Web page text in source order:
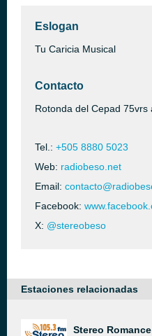
Eslogan
Tu Caricia Musical
Contacto
Rotonda del Cepad 75vrs
Tel.: +505 8880 5023
Web: radiobeso.net
Email:
Facebook:
X: @stereobeso
Estaciones relacionadas
Stereo Romance